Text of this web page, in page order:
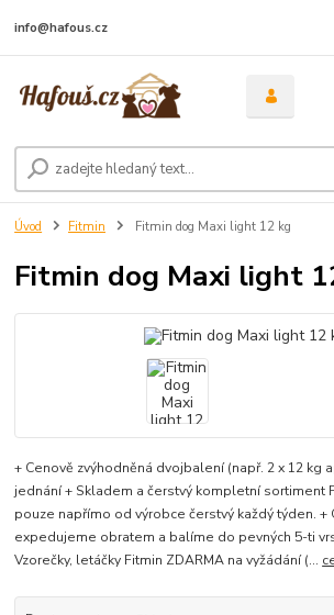
info@hafous.cz
Úvod Fitmin Fitmin dog Maxi light 12 kg
Fitmin dog Maxi light
+ Cenově zvýhodněná dvojbalení (např. 2 x 12 kg
jednání + Skladem a čerstvý kompletní sortiment
pouze napřímo od výrobce čerstvý každý týden. +
expedujeme obratem a balíme do pevných 5-ti
Vzorečky, letáčky Fitmin ZDARMA na vyžádání (...